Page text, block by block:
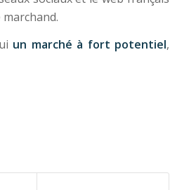
un marché à fort potentiel,